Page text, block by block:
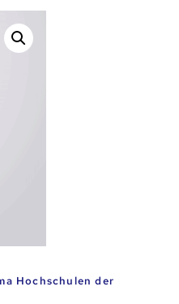
Hochschulen der